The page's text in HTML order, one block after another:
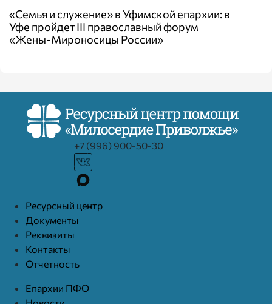
«Семья и служение» в Уфимской епархии: в
Уфе пройдет III православный форум
«Жены-Мироносицы России»
+7 (996) 900-50-30
Ресурcный центр
Документы
Реквизиты
Контакты
Отчетность
Епархии ПФО